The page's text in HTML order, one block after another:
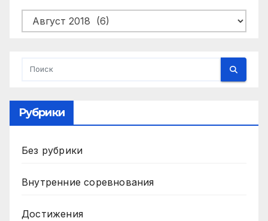
Архивы
Рубрики
Без рубрики
Внутренние соревнования
Достижения